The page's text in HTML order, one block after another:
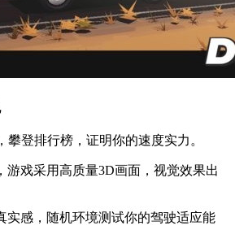
攀登排行榜，证明你的速度实力。
游戏采用高质量3D画面，视觉效果出
实感，随机环境测试你的驾驶适应能